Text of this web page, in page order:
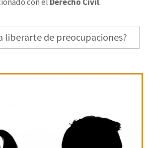
liberarte de preocupaciones?